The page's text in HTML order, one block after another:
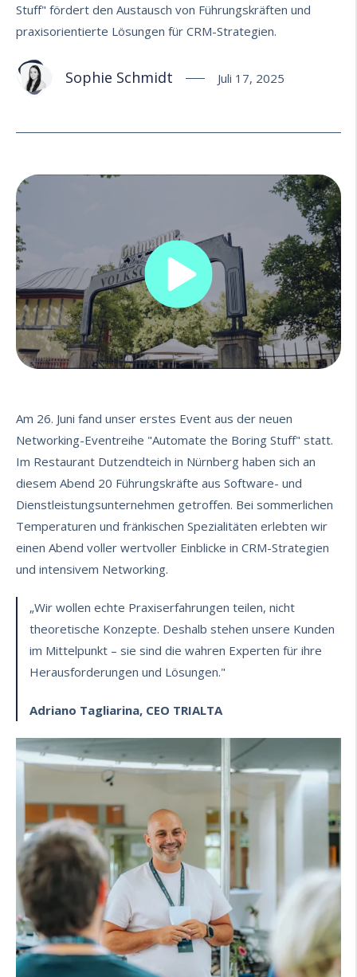
Stuff" fördert den Austausch von Führungskräften und
praxisorientierte Lösungen für CRM-Strategien.
Sophie Schmidt Juli 17, 2025
Am 26. Juni fand unser erstes Event aus der neuen
Networking-Eventreihe "Automate the Boring Stuff" statt.
Im Restaurant Dutzendteich in Nürnberg haben sich an
diesem Abend 20 Führungskräfte aus Software- und
Dienstleistungsunternehmen getroffen. Bei sommerlichen
Temperaturen und fränkischen Spezialitäten erlebten wir
einen Abend voller wertvoller Einblicke in CRM-Strategien
und intensivem Networking.
„Wir wollen echte Praxiserfahrungen teilen, nicht
theoretische Konzepte. Deshalb stehen unsere Kunden
im Mittelpunkt – sie sind die wahren Experten für ihre
Herausforderungen und Lösungen."
Adriano Tagliarina, CEO TRIALTA